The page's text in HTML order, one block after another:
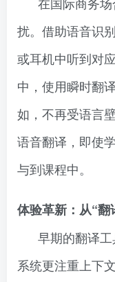
扰。借助语音识
或耳机中听到对
中，使用瞬时翻
如，不再受语言
语音翻译，即使
与到课程中。
体验革新：从“翻
早期的翻译
系统更注重上下